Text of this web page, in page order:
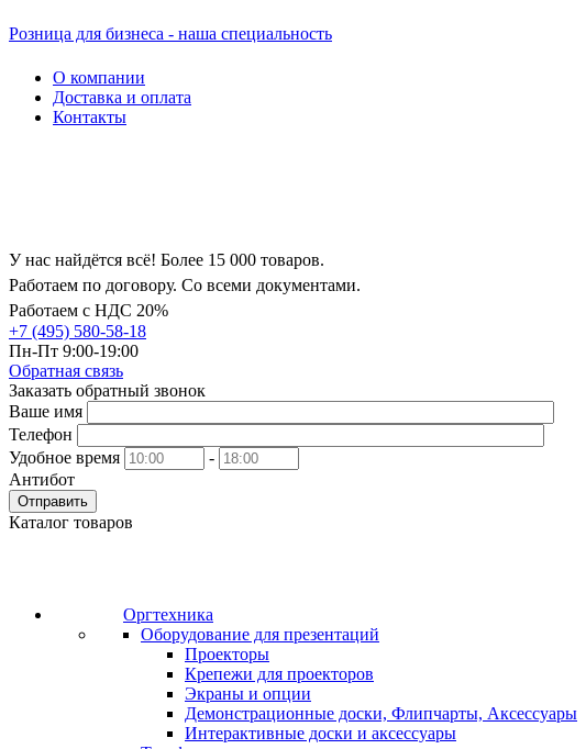
Розница для бизнеса - наша специальность
О компании
Доставка и оплата
Контакты
У нас найдётся всё! Более 15 000 товаров.
Работаем по договору. Со всеми документами.
Работаем с НДС 20%
+7 (495) 580-58-18
Пн-Пт 9:00-19:00
Обратная связь
Заказать обратный звонок
Ваше имя
Телефон
Удобное время
-
Антибот
Отправить
Каталог товаров
Оргтехника
Оборудование для презентаций
Проекторы
Крепежи для проекторов
Экраны и опции
Демонстрационные доски, Флипчарты, Аксессуары
Интерактивные доски и аксессуары